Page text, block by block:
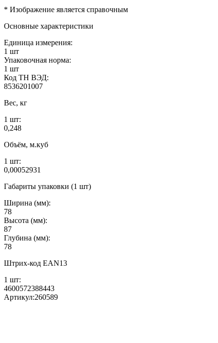
* Изображение является справочным
Основные характеристики
Единица измерения:
1 шт
Упаковочная норма:
1 шт
Код ТН ВЭД:
8536201007
Вес, кг
1 шт:
0,248
Объём, м.куб
1 шт:
0,00052931
Габариты упаковки (1 шт)
Ширина (мм):
78
Высота (мм):
87
Глубина (мм):
78
Штрих-код EAN13
1 шт:
4600572388443
Артикул:260589